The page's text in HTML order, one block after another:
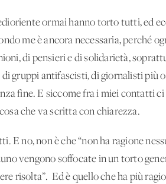
ormai hanno torto tutti, ed
me è ancora necessaria, perché
di pensieri e di solidarietà,
gruppi antifascisti, di giornalisti più
fine. E siccome fra i miei contatti
che va scritta con chiarezza.
no, non è che “non ha ragione
vengono soffocate in un torto
risolta”. Ed è quello che ha più